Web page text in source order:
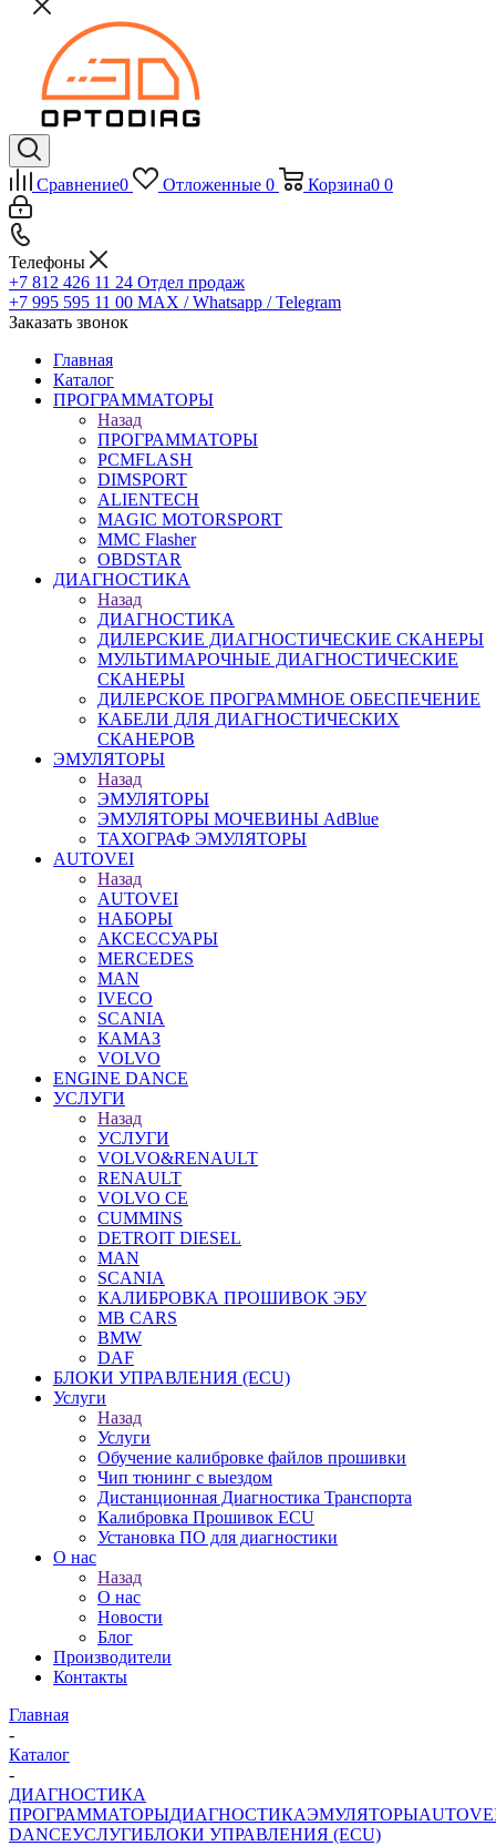
Сравнение0 Отложенные 0 Корзина0 0
Телефоны
+7 812 426 11 24 Отдел продаж
+7 995 595 11 00 MAX / Whatsapp / Telegram
Заказать звонок
Главная
Каталог
ПРОГРАММАТОРЫ
Назад
ПРОГРАММАТОРЫ
PCMFLASH
DIMSPORT
ALIENTECH
MAGIC MOTORSPORT
MMC Flasher
OBDSTAR
ДИАГНОСТИКА
Назад
ДИАГНОСТИКА
ДИЛЕРСКИЕ ДИАГНОСТИЧЕСКИЕ СКАНЕРЫ
МУЛЬТИМАРОЧНЫЕ ДИАГНОСТИЧЕСКИЕ
СКАНЕРЫ
ДИЛЕРСКОЕ ПРОГРАММНОЕ ОБЕСПЕЧЕНИЕ
КАБЕЛИ ДЛЯ ДИАГНОСТИЧЕСКИХ
СКАНЕРОВ
ЭМУЛЯТОРЫ
Назад
ЭМУЛЯТОРЫ
ЭМУЛЯТОРЫ МОЧЕВИНЫ АdBlue
ТАХОГРАФ ЭМУЛЯТОРЫ
AUTOVEI
Назад
AUTOVEI
НАБОРЫ
АКСЕССУАРЫ
MERCEDES
MAN
IVECO
SCANIA
КАМАЗ
VOLVO
ENGINE DANCE
УСЛУГИ
Назад
УСЛУГИ
VOLVO&RENAULT
RENAULT
VOLVO CE
CUMMINS
DETROIT DIESEL
MAN
SCANIA
КАЛИБРОВКА ПРОШИВОК ЭБУ
MB CARS
BMW
DAF
БЛОКИ УПРАВЛЕНИЯ (ECU)
Услуги
Назад
Услуги
Обучение калибровке файлов прошивки
Чип тюнинг с выездом
Дистанционная Диагностика Транспорта
Калибровка Прошивок ECU
Установка ПО для диагностики
О нас
Назад
О нас
Новости
Блог
Производители
Контакты
Главная
-
Каталог
-
ДИАГНОСТИКА
ПРОГРАММАТОРЫДИАГНОСТИКАЭМУЛЯТОРЫ
DANCEУСЛУГИБЛОКИ УПРАВЛЕНИЯ (ECU)